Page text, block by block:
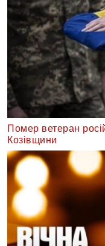
Помер ветеран
Козівщини